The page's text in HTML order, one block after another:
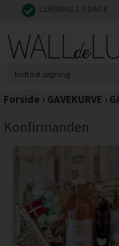
LEVERING 1-3 DAGE
Forside › GAVEKURVE ›
Konfirmanden